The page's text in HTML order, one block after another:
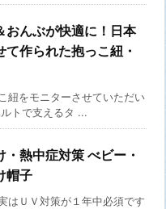
おんぶが快適に！日本
て作られた抱っこ紐・
紐をモニターさせていただい
トで支えるタ ...
熱中症対策 べビー・
帽子
はＵＶ対策が１年中必須です